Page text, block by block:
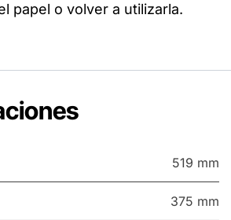
papel o volver a utilizarla.
519 mm
375 mm